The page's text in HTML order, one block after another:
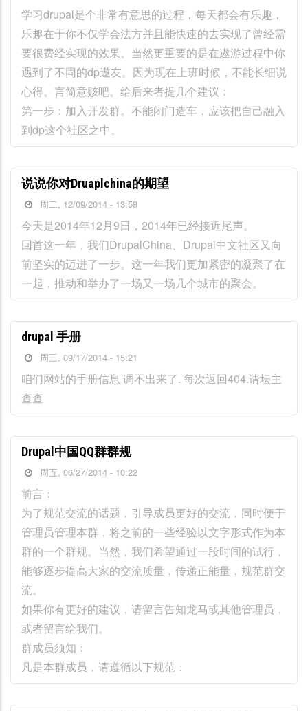
学习drupal是个非常有意思的过程，每天都会有乐趣，
乐趣在于你不仅学会法方并且能快速的去实现了曾经需
要很费经实现的效果。当然更重要的是在遨游过程中你
遇到了不同的dp遨友。因为现在上班时候，不能长细说
心得。言简意赅吧。给后来者提几个建议：
第一步：加入开发群。不能闭门造车，应该把自己融入
到dp这个社区之中。
说说你对Druaplchina的期望
周二, 12/09/2014 - 13:58
今天是2014年12月9日，2014年已经接近尾声。
回首这一年，我们DrupalChina、Drupal中文社区又向
前坚实的迈进了一步。这一年我们更加紧密的凝聚了在
一起，推动和举办了一场又一场几个城市的聚会。
drupal 手册
周三, 09/17/2014 - 15:21
咱们网站的手册信息 调不出来了. 每次返回404.请坛主
查查
Drupal中国QQ群群规
周五, 06/27/2014 - 10:22
前言：
为了规范交流的话题，引导成员更好的交流，同时便于
管理员管理本群，将之前的一些经验以文字形式作为本
群的一个群规。当然，我们希望通过一段时间的试行，
能够逐步提高大家的交流质量，传递正能量，规范群交
流。
如果你有更好的建议，请留言告知龙马或其他管理员，
或者留言给我们。
群成员须知：
凡是本群成员，请遵循以下规范：